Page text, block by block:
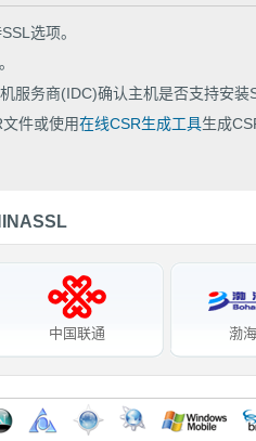
选项。
服务商(IDC)确认主机是否支持安装
件或使用在线CSR生成工具生成
中国联通 渤